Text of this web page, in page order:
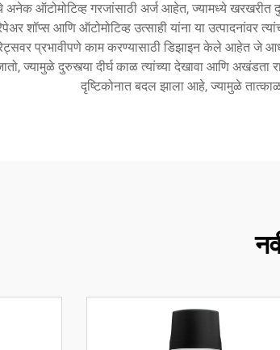
ऑटोमोटिव्ह गरजांसाठी अर्ज आहेत, ज्यामध्ये खरखरीत
शॉप्स आणि ऑटोमोटिव्ह उत्साही यांना या उत्पादनांवर
प्रभावीपणे काम करण्यासाठी डिझाइन केले आहेत जे
ज्यामुळे दुरुस्त्या दीर्घ काळ त्यांच्या देखावा आणि
दृष्टिकोनात बदल झाला आहे, ज्यामुळे